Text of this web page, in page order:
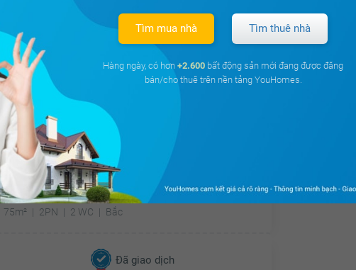
Giá từ 15.6 triệu
Cho thuê căn hộ chung cư Khu đô thị Nam
Thăng Long Ciputra Hanoi
Phú Thượng, Tây Hồ, Hà Nội
75m²
2PN 2 WC Bắc
Đã giao dịch
Tìm mua nhà Tìm thuê nhà
Hàng ngày, có hơn +2.600 bất động sản mới đang được đăng
bán/cho thuê trên nền tảng YouHomes.